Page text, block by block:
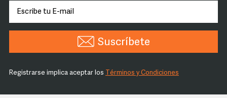
Suscríbete
Registrarse implica aceptar los Términos y Condiciones